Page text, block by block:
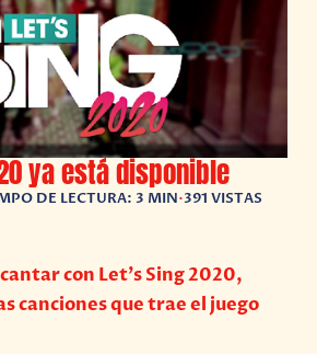
ya está disponible
DE LECTURA: 3 MIN•391 VISTAS
con Let’s Sing 2020,
canciones que trae el juego